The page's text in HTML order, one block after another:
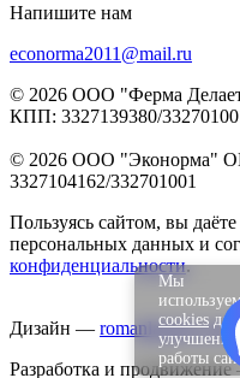
Напишите нам
econorma2011@mail.ru
© 2026 ООО "Ферма
КПП: 3327139380/
© 2026 ООО "Эконорма"
3327104162/332701001
Пользуясь сайтом, вы
персональных данных и
конфиденциальности.
Дизайн — romanlazarev.com
Разработка и
Мы
cookies для
улучшения
работы